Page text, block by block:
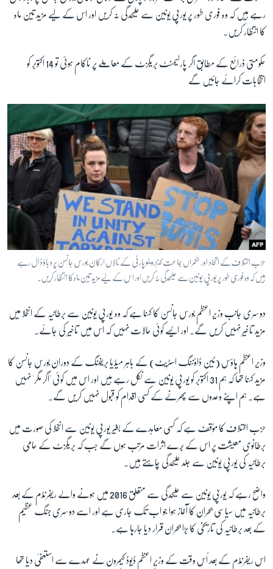
زبان
رہے ہیں کہ وہ فوری طور پر یورپی یونین سے علیحدگی نہ کریں اور اس کے لیے مزید تین ماہ
کا انتظار کریں۔
حکومتی ذرائع کے مطابق اگر پارلیمنٹ بریگزٹ کے معاملے پر ناکام ہوئی تو 14 اکتوبر کو
انتخابات کرائے جائیں گے
حزب اختلاف کے اتحاد اور حکمراں جماعت کنزرویٹو پارٹی کے نالاں ارکان بورس جانسن پر دباؤ ڈال رہے
ہیں کہ وہ فوری طور پر یورپی یونین سے علیحدگی نہ کریں اور اس کے لیے مزید تین ماہ کا انتظار کریں۔
دوسری جانب وزیر اعظم بورس جانسن کا کہنا ہے کہ وہ یورپی یونین سے برطانیہ کے انخلا میں
مزید تاخیر نہیں کریں گے۔ اور ایسے کوئی حالات نہیں کہ اس میں تاخیر کی جائے۔
وزیر اعظم ہاؤس (ٹین ڈاوؑننگ اسٹریٹ) کے باہر میڈیا بریفنگ کے دوران بورس جانسن کا
مزید کہنا تھا کہ ہم 31 اکتوبر کو یورپی یونین سے نکل رہے ہیں اور اس میں کوئی 'اگر مگر' نہیں
ہے۔ ہم اپنے وعدوں سے پھرنے کے کسی اقدام کو قبول نہیں کریں گے۔
حزب اختلاف کا مؤقف ہے کہ کسی معاہدے کے بغیر یورپی یونین سے انخلا کی صورت میں
برطانوی معیشت پر اس کے بُرے اثرات مرتب ہوں گے جب کہ بریگزٹ کے حامی
برطانیہ کی یورپی یونین سے جلد علیحدگی چاہتے ہیں۔
واضح رہے کہ یورپی یونین سے علیحدگی سے متعلق 2016 میں ہونے والے ریفرنڈم کے بعد
برطانیہ میں سیاسی بحران کا آغاز ہوا جو اب تک جاری ہے اور اسے دوسری جنگ عظیم
کے بعد برطانیہ کی تاریخی کا بڑا بحران قرار دیا جارہا ہے۔
اس ریفرنڈم کے بعد اُس وقت کے وزیر اعظم ڈیوڈ کیمرون نے عہدے سے استعفیٰ دیا تھا